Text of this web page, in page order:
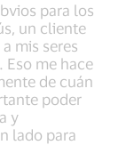
para los
un cliente
mis seres
Eso me hace
de cuán
poder
y
lado para